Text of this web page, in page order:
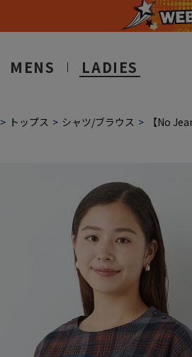
MENS LADIES
トップス シャツ/ブラウス 【No